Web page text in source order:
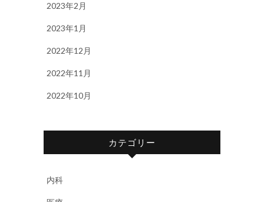
2023年2月
2023年1月
2022年12月
2022年11月
2022年10月
カテゴリー
内科